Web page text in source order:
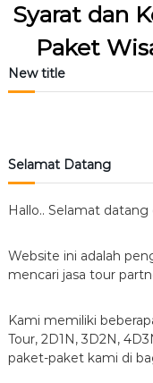
Syarat dan
Paket
New title
Selamat Datang
Hallo.. Selamat datang
Website ini adalah
mencari jasa tour
Kami memiliki
Tour, 2D1N, 3D2N,
paket-paket kami di